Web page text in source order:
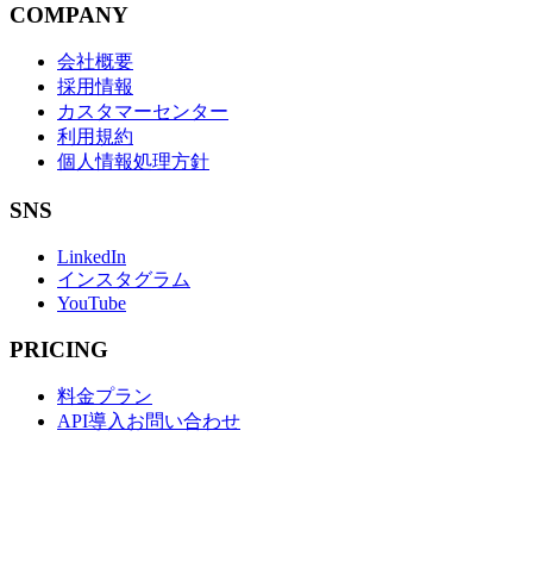
COMPANY
会社概要
採用情報
カスタマーセンター
利用規約
個人情報処理方針
SNS
LinkedIn
インスタグラム
YouTube
PRICING
料金プラン
API導入お問い合わせ